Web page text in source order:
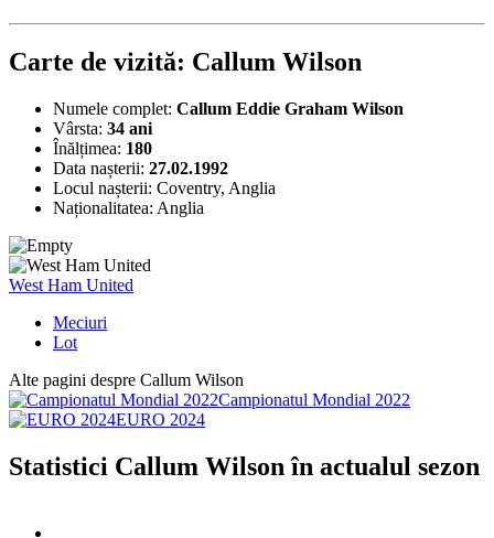
Carte de vizită: Callum Wilson
Numele complet: Callum Eddie Graham Wilson
Vârsta: 34 ani
Înălțimea: 180
Data nașterii: 27.02.1992
Locul nașterii: Coventry, Anglia
Naționalitatea: Anglia
West Ham United
Meciuri
Lot
Alte pagini despre Callum Wilson
Campionatul Mondial 2022
EURO 2024
Statistici Callum Wilson în actualul sezon